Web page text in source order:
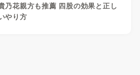
乃花親方も推薦 四股の効果と正し
やり方